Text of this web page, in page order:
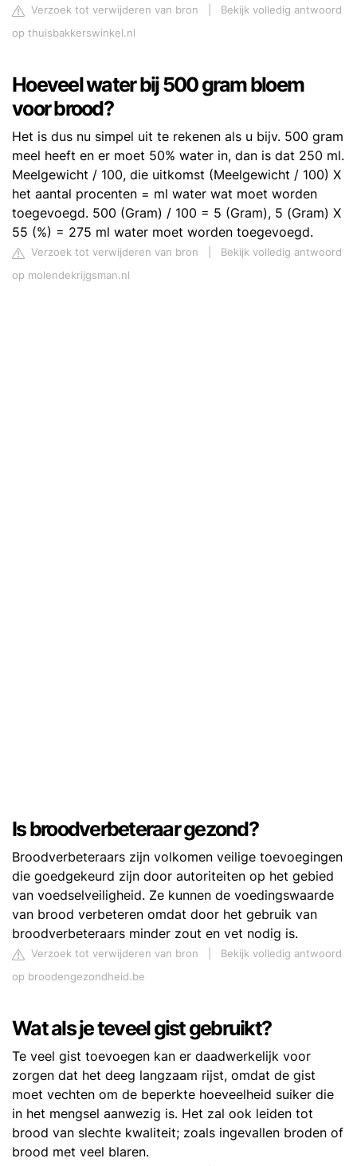
Verzoek tot verwijderen van bron
Bekijk volledig antwoord
op thuisbakkerswinkel.nl
Hoeveel water bij 500 gram bloem
voor brood?
Het is dus nu simpel uit te rekenen als u bijv. 500 gram
meel heeft en er moet 50% water in, dan is dat 250 ml.
Meelgewicht / 100, die uitkomst (Meelgewicht / 100) X
het aantal procenten = ml water wat moet worden
toegevoegd. 500 (Gram) / 100 = 5 (Gram), 5 (Gram) X
55 (%) = 275 ml water moet worden toegevoegd.
Verzoek tot verwijderen van bron
Bekijk volledig antwoord
op molendekrijgsman.nl
Is broodverbeteraar gezond?
Broodverbeteraars zijn volkomen veilige toevoegingen
die goedgekeurd zijn door autoriteiten op het gebied
van voedselveiligheid. Ze kunnen de voedingswaarde
van brood verbeteren omdat door het gebruik van
broodverbeteraars minder zout en vet nodig is.
Verzoek tot verwijderen van bron
Bekijk volledig antwoord
op broodengezondheid.be
Wat als je teveel gist gebruikt?
Te veel gist toevoegen kan er daadwerkelijk voor
zorgen dat het deeg langzaam rijst, omdat de gist
moet vechten om de beperkte hoeveelheid suiker die
in het mengsel aanwezig is. Het zal ook leiden tot
brood van slechte kwaliteit; zoals ingevallen broden of
brood met veel blaren.